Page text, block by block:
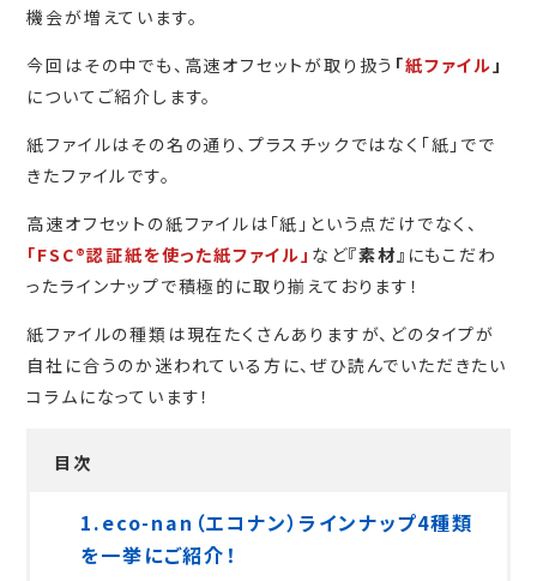
機会が増えています。
今回はその中でも、高速オフセットが取り扱う 「紙ファイル」
についてご紹介します。
紙ファイルはその名の通り、プラスチックではなく「紙」でで
きたファイルです。
高速オフセットの紙ファイルは「紙」という点だけでなく、
「FSC®認証紙を使った紙ファイル」 など『素材』 にもこだわ
ったラインナップで積極的に取り揃えております！
紙ファイルの種類は現在たくさんありますが、どのタイプが
自社に合うのか迷われている方に、ぜひ読んでいただきたい
コラムになっています！
目次
1.eco-nan（エコナン）ラインナップ4種類
を一挙にご紹介！